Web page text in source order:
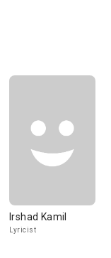
Irshad Kamil
Lyricist